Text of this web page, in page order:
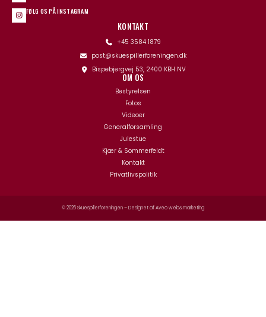
FØLG OS PÅ INSTAGRAM
KONTAKT
+45 3584 1879
post@skuespillerforeningen.dk
Bispebjergvej 53, 2400 KBH NV
OM OS
Bestyrelsen
Fotos
Videoer
Generalforsamling
Julestue
Kjær & Sommerfeldt
Kontakt
Privatlivspolitik
© 2026 Skuespillerforeningen – Designet afAveo web&marketing